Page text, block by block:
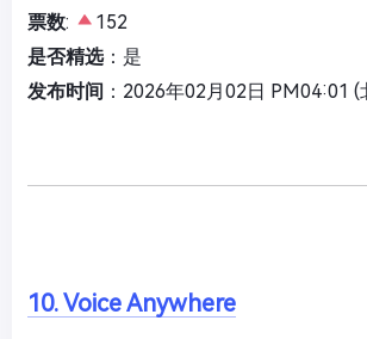
票数:
152
是否精选：是
发布时间 ：2026年02月02日 PM04:01 (
10. Voice Anywhere